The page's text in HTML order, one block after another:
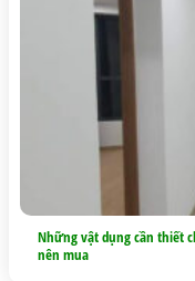
Những vật dụng cần thiết
nên mua